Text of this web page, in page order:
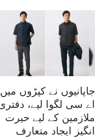
جاپانیوں نے کپڑوں میں
اے سی لگوا لیے،
ملازمین کے لیے حیرت
انگیز ایجاد متعارف